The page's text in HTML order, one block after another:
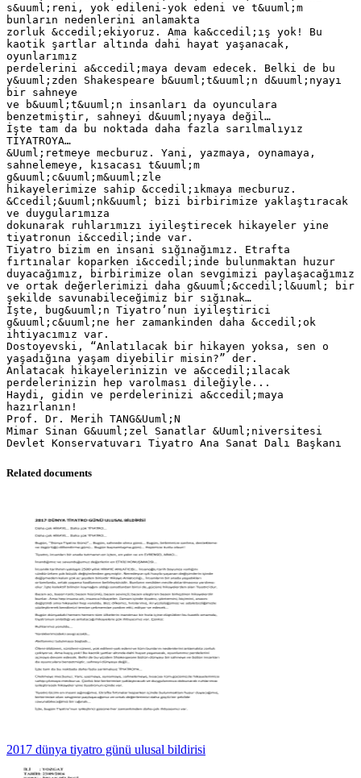
s&uuml;reni, yok edileni-yok edeni ve t&uuml;m
bunların nedenlerini anlamakta
zorluk &ccedil;ekiyoruz. Ama ka&ccedil;ış yok! Bu
kaotik şartlar altında dahi hayat yaşanacak,
oyunlarımız
perdelerini a&ccedil;maya devam edecek. Belki de bu
y&uuml;zden Shakespeare b&uuml;t&uuml;n d&uuml;nyayı
bir sahneye
ve b&uuml;t&uuml;n insanları da oyunculara
benzetmiştir, sahneyi d&uuml;nyaya değil…
İşte tam da bu noktada daha fazla sarılmalıyız
TİYATROYA…
&Uuml;retmeye mecburuz. Yani, yazmaya, oynamaya,
sahnelemeye, kısacası t&uuml;m
g&uuml;c&uuml;m&uuml;zle
hikayelerimize sahip &ccedil;ıkmaya mecburuz.
&Ccedil;&uuml;nk&uuml; bizi birbirimize yaklaştıracak
ve duygularımıza
dokunarak ruhlarımızı iyileştirecek hikayeler yine
tiyatronun i&ccedil;inde var.
Tiyatro bizim en insani sığınağımız. Etrafta
fırtınalar koparken i&ccedil;inde bulunmaktan huzur
duyacağımız, birbirimize olan sevgimizi paylaşacağımız
ve ortak değerlerimizi daha g&uuml;&ccedil;l&uuml; bir
şekilde savunabileceğimiz bir sığınak…
İşte, bug&uuml;n Tiyatro’nun iyileştirici
g&uuml;c&uuml;ne her zamankinden daha &ccedil;ok
ihtiyacımız var.
Dostoyevski, “Anlatılacak bir hikayen yoksa, sen o
yaşadığına yaşam diyebilir misin?” der.
Anlatacak hikayelerinizin ve a&ccedil;ılacak
perdelerinizin hep varolması dileğiyle...
Haydi, gidin ve perdelerinizi a&ccedil;maya
hazırlanın!
Prof. Dr. Merih TANG&Uuml;N
Mimar Sinan G&uuml;zel Sanatlar &Uuml;niversitesi
Related documents
2017 dünya tiyatro günü ulusal bildirisi